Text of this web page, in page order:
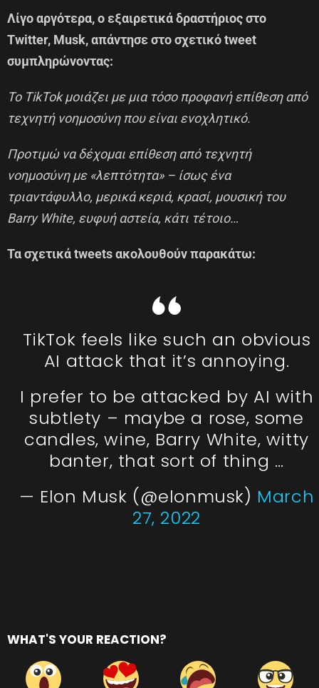
Λίγο αργότερα, ο εξαιρετικά δραστήριος στο
Twitter, Musk, απάντησε στο σχετικό tweet
συμπληρώνοντας:
Το TikTok μοιάζει με μια τόσο προφανή επίθεση από
τεχνητή νοημοσύνη που είναι ενοχλητικό.
Προτιμώ να δέχομαι επίθεση από τεχνητή
νοημοσύνη με «λεπτότητα» – ίσως ένα
τριαντάφυλλο, μερικά κεριά, κρασί, μουσική του
Barry White, ευφυή αστεία, κάτι τέτοιο…
Τα σχετικά tweets ακολουθούν παρακάτω:
TikTok feels like such an obvious
AI attack that it’s annoying.
I prefer to be attacked by AI with
subtlety – maybe a rose, some
candles, wine, Barry White, witty
banter, that sort of thing …
— Elon Musk (@elonmusk) March
27, 2022
WHAT'S YOUR REACTION?